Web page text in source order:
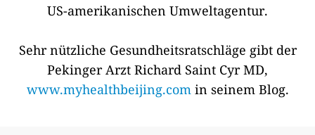
US-amerikanischen Umweltagentur.
Sehr nützliche Gesundheitsratschläge gibt der
Pekinger Arzt Richard Saint Cyr MD,
www.myhealthbeijing.comin seinem Blog.